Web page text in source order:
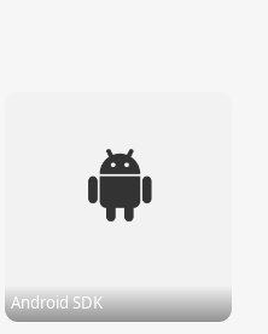
Android SDK